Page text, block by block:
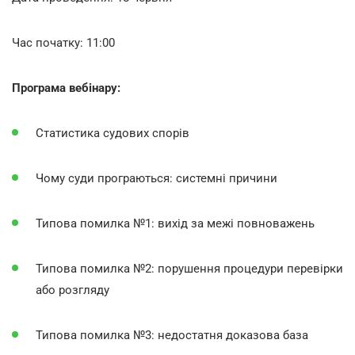
Час початку: 11:00
Програма вебінару:
Статистика судових спорів
Чому суди програються: системні причини
Типова помилка №1: вихід за межі повноважень
Типова помилка №2: порушення процедури перевірки
або розгляду
Типова помилка №3: недостатня доказова база